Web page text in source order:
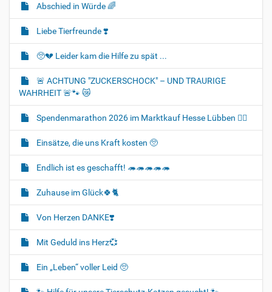
Abschied in Würde 🌈
Liebe Tierfreunde ❣️
🥺💔 Leider kam die Hilfe zu spät ...
🚨 ACHTUNG "ZUCKERSCHOCK" – UND TRAURIGE
WAHRHEIT 🚨🐾 😿
Spendenmarathon 2026 im Marktkauf Hesse Lübben 👍🏻
Einsätze, die uns Kraft kosten 🥺
Endlich ist es geschafft! 🦔🦔🦔🦔🦔
Zuhause im Glück🍀🐈‍
Von Herzen DANKE❣️
Mit Geduld ins Herz💞
Ein „Leben“ voller Leid 🥺